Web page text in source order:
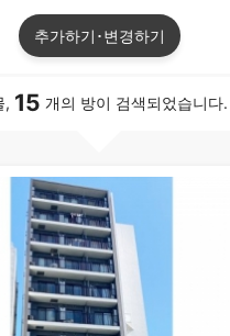
추가하기･변경하기
, 15 개의 방이 검색되었습니다.